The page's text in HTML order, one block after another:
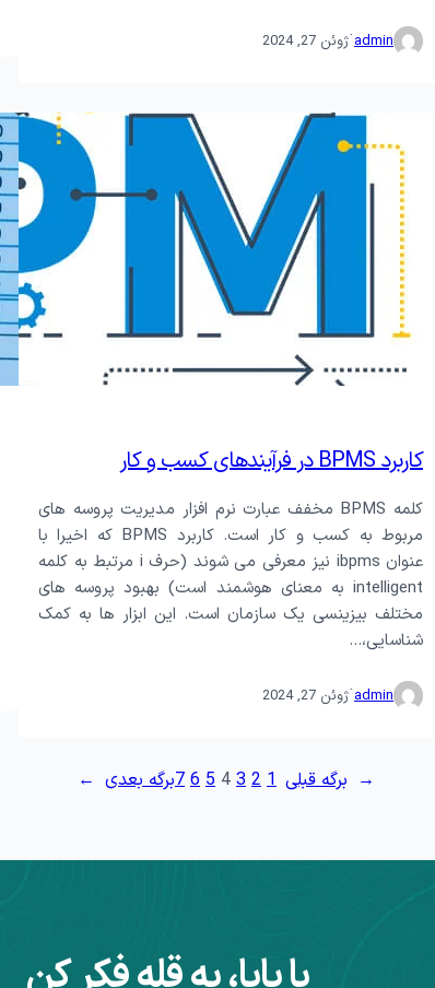
admin
·ژوئن 27, 2024
کاربرد BPMS در فرآیندهای کسب و کار
کلمه BPMS مخفف عبارت نرم افزار مدیریت پروسه های
مربوط به کسب و کار است. کاربرد BPMS که اخیرا با
عنوان ibpms نیز معرفی می شوند (حرف i مرتبط به کلمه
intelligent به معنای هوشمند است) بهبود پروسه های
مختلف بیزینسی یک سازمان است. این ابزار ها به کمک
شناسایی،…
admin
·ژوئن 27, 2024
← برگه قبلی 1
2
3
4
5
6
7برگه بعدی →